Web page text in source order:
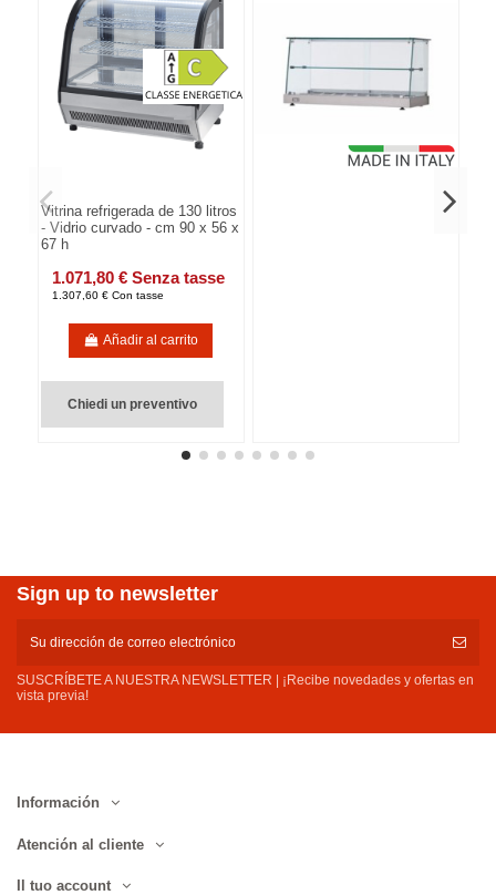
Vitrina refrigerada de 130 litros
- Vidrio curvado - cm 90 x 56 x
67 h
1.071,80 € Senza tasse
1.307,60 € Con tasse
Añadir al carrito
Chiedi un preventivo
Sign up to newsletter
SUSCRÍBETE A NUESTRA NEWSLETTER | ¡Recibe novedades y ofertas en
vista previa!
Información
Atención al cliente
Il tuo account